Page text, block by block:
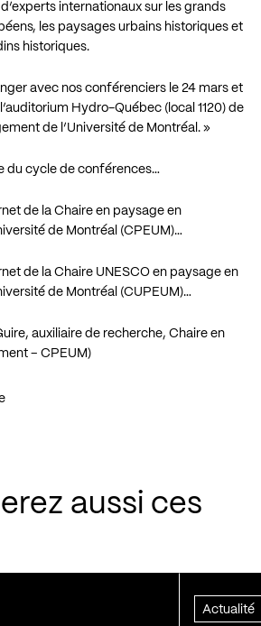
internationaux sur les grands
les paysages urbains historiques et
historiques.
avec nos conférenciers le 24 mars et
l’auditorium Hydro-Québec (local 1120) de
de l’Université de Montréal. »
du cycle de conférences…
de la Chaire en paysage en
de Montréal (CPEUM)…
de la Chaire UNESCO en paysage en
de Montréal (CUPEUM)…
auxiliaire de recherche, Chaire en
– CPEUM)
aussi ces
Actualité